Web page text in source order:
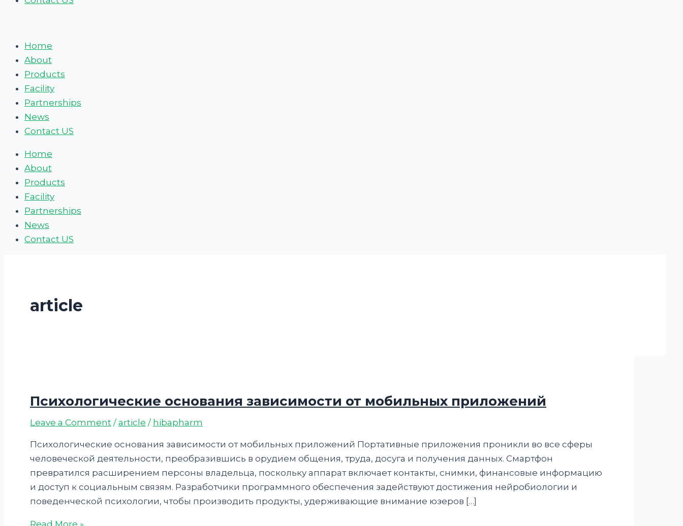
Home
About
Products
Facility
Partnerships
News
Contact US
Home
About
Products
Facility
Partnerships
News
Contact US
article
Психологические основания зависимости от мобильных приложений
Leave a Comment /article / hibapharm
Психологические основания зависимости от мобильных приложений Портативные приложения проникли во все сферы
человеческой деятельности, преобразившись в орудием общения, труда, досуга и получения данных. Смартфон
превратился расширением персоны владельца, поскольку аппарат включает контакты, снимки, финансовые информацию
и доступ к социальным связям. Разработчики программного обеспечения задействуют достижения нейробиологии и
поведенческой психологии, чтобы производить продукты, удерживающие внимание юзеров […]
Read More »